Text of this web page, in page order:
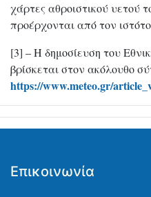
χάρτες αθροιστικού υετού
προέρχονται από τον
[3] – Η δημοσίευση του
βρίσκεται στον ακόλουθο
https://www.meteo.gr/
Επικοινωνία